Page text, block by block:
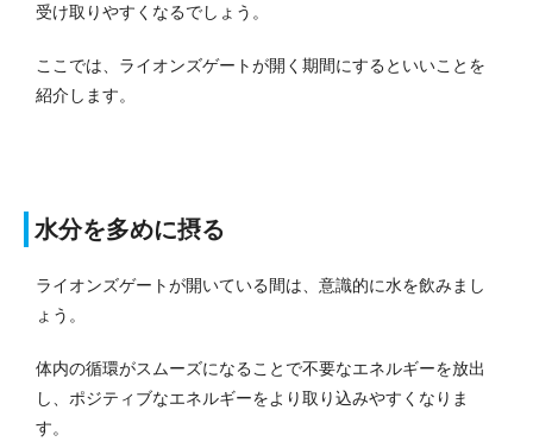
受け取りやすくなるでしょう。
ここでは、ライオンズゲートが開く期間にするといいことを
紹介します。
水分を多めに摂る
ライオンズゲートが開いている間は、意識的に水を飲みまし
ょう。
体内の循環がスムーズになることで不要なエネルギーを放出
し、ポジティブなエネルギーをより取り込みやすくなりま
す。